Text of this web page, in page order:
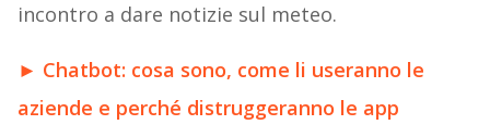
incontro a dare notizie sul meteo.
► Chatbot: cosa sono, come li useranno le
aziende e perché distruggeranno le app